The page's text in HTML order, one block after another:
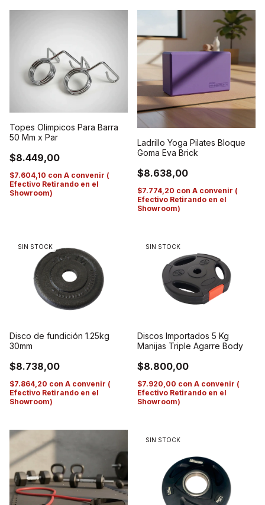
Topes Olimpicos Para Barra
50 Mm x Par
$8.449,00
$7.604,10 con A convenir (
Efectivo Retirando en el
Showroom)
Ladrillo Yoga Pilates Bloque
Goma Eva Brick
$8.638,00
$7.774,20 con A convenir (
Efectivo Retirando en el
Showroom)
SIN STOCK
Disco de fundición 1.25kg
30mm
$8.738,00
$7.864,20 con A convenir (
Efectivo Retirando en el
Showroom)
SIN STOCK
Discos Importados 5 Kg
Manijas Triple Agarre Body
$8.800,00
$7.920,00 con A convenir (
Efectivo Retirando en el
Showroom)
SIN STOCK